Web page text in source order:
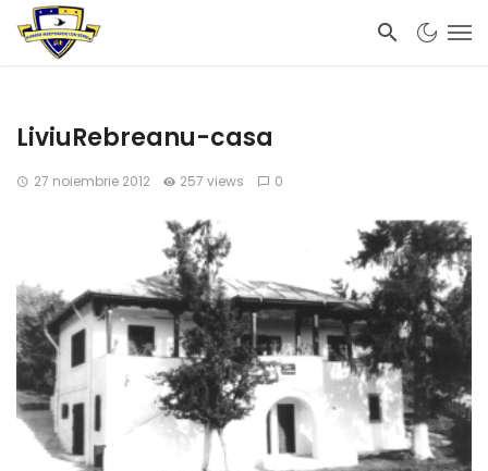
LiviuRebreanu-casa
27 noiembrie 2012 257 views 0